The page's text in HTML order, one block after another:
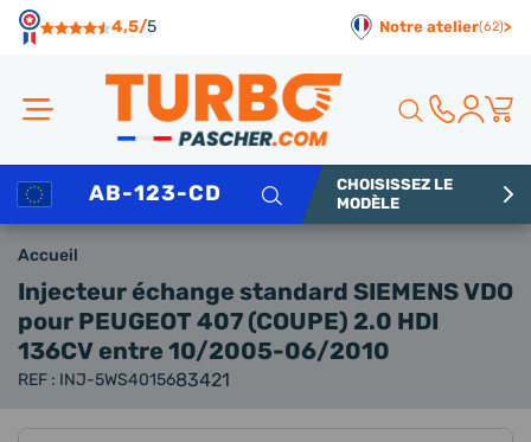
4,5/5 Notre atelier(62)>
Rechercher
CHOISISSEZ LE
MODÈLE
Accueil
Injecteur échange standard SIEMENS VDO
pour PEUGEOT 407 (COUPE) 2.0 HDI
136CV entre 10/2005-06/2010
REF : INJ-5WS4015683421
Panneau de gestion des cookies